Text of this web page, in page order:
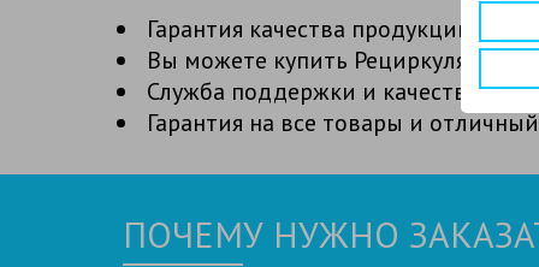
Гарантия качества продукции и
Вы можете купить Рециркулятор
Служба поддержки и качества,
Гарантия на все товары и
ПОЧЕМУ НУЖНО